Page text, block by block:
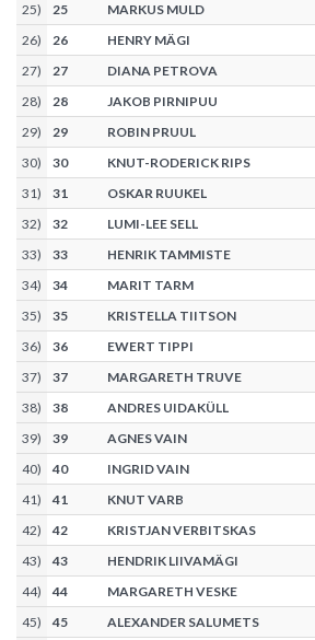
25) 25
MARKUS MULD
26) 26
HENRY MÄGI
27) 27
DIANA PETROVA
28) 28
JAKOB PIRNIPUU
29) 29
ROBIN PRUUL
30) 30
KNUT-RODERICK RIPS
31) 31
OSKAR RUUKEL
32) 32
LUMI-LEE SELL
33) 33
HENRIK TAMMISTE
34) 34
MARIT TARM
35) 35
KRISTELLA TIITSON
36) 36
EWERT TIPPI
37) 37
MARGARETH TRUVE
38) 38
ANDRES UIDAKÜLL
39) 39
AGNES VAIN
40) 40
INGRID VAIN
41) 41
KNUT VARB
42) 42
KRISTJAN VERBITSKAS
43) 43
HENDRIK LIIVAMÄGI
44) 44
MARGARETH VESKE
45) 45
ALEXANDER SALUMETS